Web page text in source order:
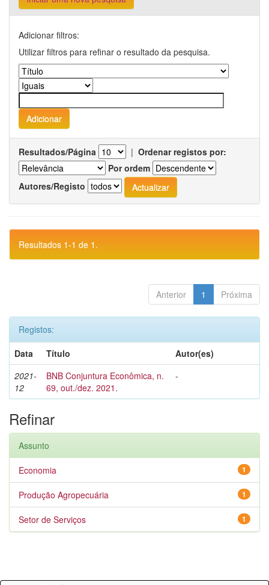
Adicionar filtros:
Utilizar filtros para refinar o resultado da pesquisa.
Resultados/Página | Ordenar registos por:
Por ordem
Autores/Registo
Resultados 1-1 de 1.
Anterior 1 Próxima
Registos:
Data
Título
Autor(es)
2021-
12
BNB Conjuntura Econômica, n.
69, out./dez. 2021.
-
Refinar
Assunto
1
Economia
1
Produção Agropecuária
1
Setor de Serviços